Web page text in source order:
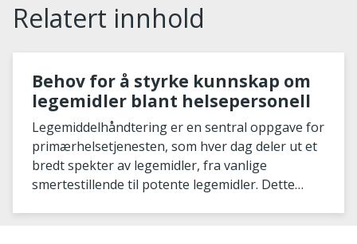
Relatert innhold
Behov for å styrke kunnskap om
legemidler blant helsepersonell
Legemiddelhåndtering er en sentral oppgave for
primærhelsetjenesten, som hver dag deler ut et
bredt spekter av legemidler, fra vanlige
smertestillende til potente legemidler. Dette